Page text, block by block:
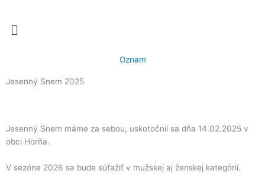
Menu
Oznam
Jesenný Snem 2025
Jesenný Snem máme za sebou, uskotočnil sa dňa 14.02.2025 v
obci Horňa.
V sezóne 2026 sa bude súťažiť v mužskej aj ženskej kategórií.